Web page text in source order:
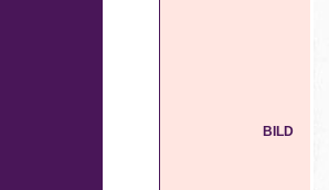
BILD